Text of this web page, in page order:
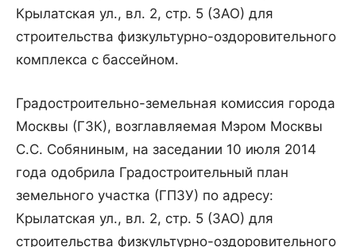
Крылатская ул., вл. 2, стр. 5 (ЗАО) для
строительства физкультурно-оздоровительного
комплекса с бассейном.
Градостроительно-земельная комиссия города
Москвы (ГЗК), возглавляемая Мэром Москвы
С.С. Собяниным, на заседании 10 июля 2014
года одобрила Градостроительный план
земельного участка (ГПЗУ) по адресу:
Крылатская ул., вл. 2, стр. 5 (ЗАО) для
строительства физкультурно-оздоровительного